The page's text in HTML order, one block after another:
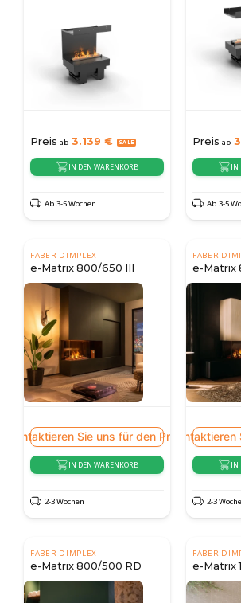
Preis ab 3.139 €
IN DEN WARENKORB
Ab 3-5 Wochen
Preis ab
IN
Ab 3-5
FABER DIMPLEX
e-Matrix 800/650 III
Kontaktieren Sie uns für den Preis
IN DEN WARENKORB
2-3 Wochen
FABER
e-Matrix
IN
2-3
FABER DIMPLEX
e-Matrix 800/500 RD
FABER
e-Matrix